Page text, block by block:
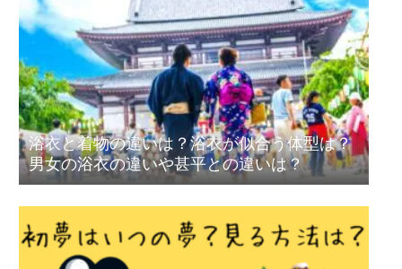
浴衣と着物の違いは？浴衣が似合う体型は？
男女の浴衣の違いや甚平との違いは？